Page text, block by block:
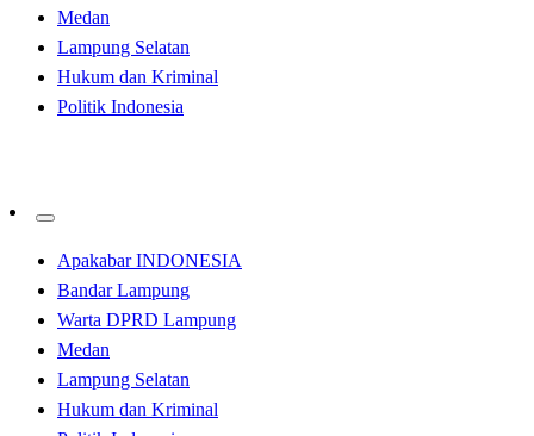
Medan
Lampung Selatan
Hukum dan Kriminal
Politik Indonesia
Apakabar INDONESIA
Bandar Lampung
Warta DPRD Lampung
Medan
Lampung Selatan
Hukum dan Kriminal